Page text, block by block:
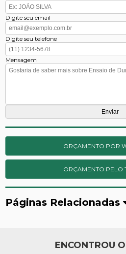
Digite seu email
Digite seu telefone
Mensagem
ORÇAMENTO POR
ORÇAMENTO PELO
Páginas Relacionadas
ENCONTROU